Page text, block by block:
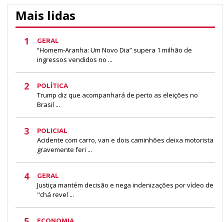
Mais lidas
1 GERAL
“Homem-Aranha: Um Novo Dia” supera 1 milhão de
ingressos vendidos no ...
2 POLÍTICA
Trump diz que acompanhará de perto as eleições no
Brasil ...
3 POLICIAL
Acidente com carro, van e dois caminhões deixa motorista
gravemente feri ...
4 GERAL
Justiça mantém decisão e nega indenizações por vídeo de
"chá revel ...
ECONOMIA